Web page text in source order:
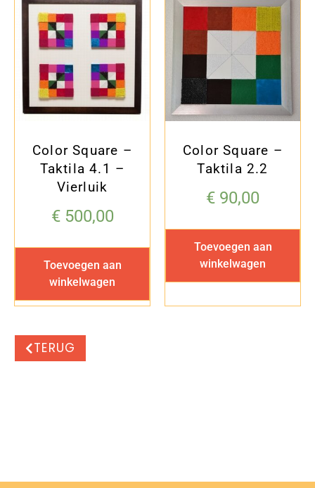
Color Square –
Taktila 4.1 –
Vierluik
€500,00
Toevoegen aan
winkelwagen
Color Square –
Taktila 2.2
€ 90,00
Toevoegen aan
winkelwagen
TERUG